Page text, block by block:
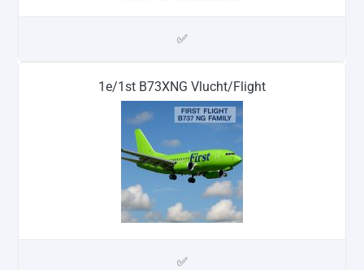
✅
1e/1st B73XNG Vlucht/Flight
✅